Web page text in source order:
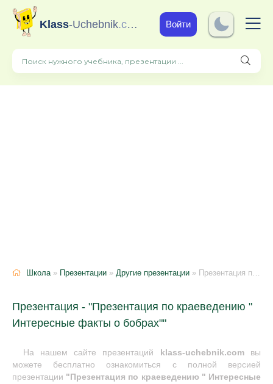
Klass-Uchebnik.com Войти
Школа» Презентации » Другие презентации » Презентация по краеведению " Интересные факты о бобрах"
Презентация - "Презентация по краеведению "
Интересные факты о бобрах""
На нашем сайте презентаций klass-uchebnik.comвы
можете бесплатно ознакомиться с полной версией
презентации "Презентация по краеведению " Интересные